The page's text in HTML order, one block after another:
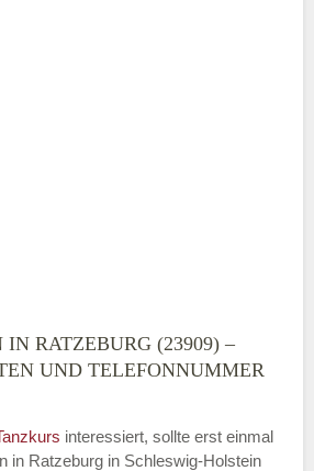
RATZEBURG (23909) –
UND TELEFONNUMMER
interessiert, sollte erst einmal
in Ratzeburg in Schleswig-Holstein